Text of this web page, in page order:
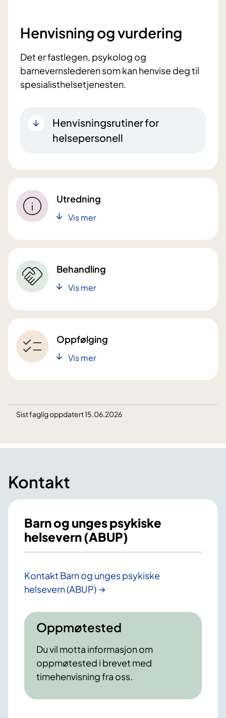
Henvisning og vurdering
Det er fastlegen, psykolog og
barnevernslederen som kan henvise deg til
spesialisthelsetjenesten.
Henvisningsrutiner for
helsepersonell
Utredning
Vis mer
Behandling
Vis mer
Oppfølging
Vis mer
Sist faglig oppdatert 15.06.2026
Kontakt
Barn og unges psykiske
helsevern (ABUP)
Kontakt Barn og unges psykiske
helsevern (ABUP)
Oppmøtested
Du vil motta informasjon om
oppmøtested i brevet med
timehenvisning fra oss.